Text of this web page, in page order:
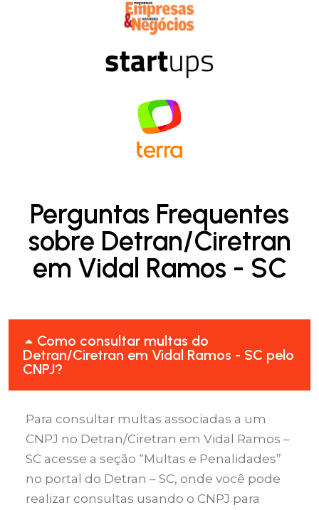
Perguntas Frequentes
sobre Detran/Ciretran
em Vidal Ramos - SC
Como consultar multas do
Detran/Ciretran em Vidal Ramos - SC pelo
CNPJ?
Para consultar multas associadas a um
CNPJ no Detran/Ciretran em Vidal Ramos –
SC acesse a seção “Multas e Penalidades”
no portal do Detran – SC, onde você pode
realizar consultas usando o CNPJ para